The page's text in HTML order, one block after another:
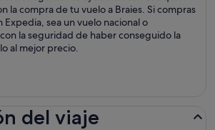
la compra de tu vuelo a Braies. Si compras
Expedia, sea un vuelo nacional o
la seguridad de haber conseguido la
al mejor precio.
del viaje